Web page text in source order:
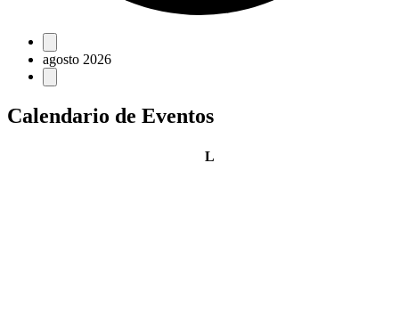
Eventos
agosto 2026
Calendario de Eventos
Llunes